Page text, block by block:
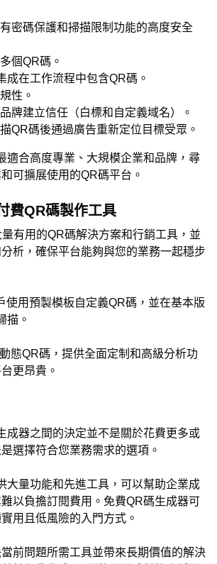
密碼保護和掃描限制功能的高度安全
個QR碼。
成在工作流程中包含QR碼。
性。
牌建立信任（白標和自定義域名）。
QR碼後通過廣告重新定位目標受眾。
適合高度專業、大規模企業和品牌，尋
可擴展使用的QR碼平台。
費QR碼製作工具
有用的QR碼解決方案和行銷工具，並
析，確保平台能夠與您的業務一起穩步
使用預製模板自定義QR碼，並在基本版
描。
態QR碼，提供全面定制和高級分析功
更昂貴。
成器之間的決定並不是關於花費更多或
選擇符合您業務需求的選項。
大量功能和先進工具，可以幫助企業成
以負擔訂閱費用。免費QR碼生成器可
用且低風險的入門方式。
前問題所需工具並帶來長期價值的解決